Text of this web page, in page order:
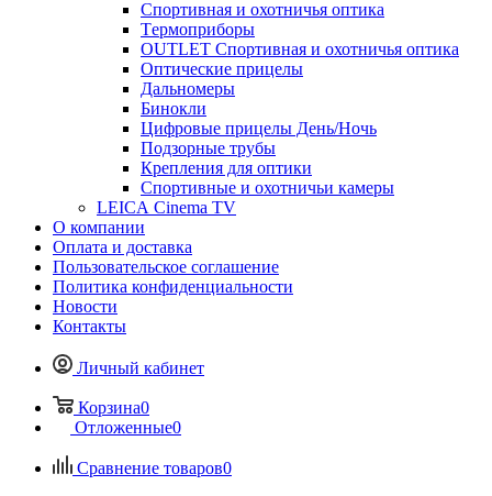
Спортивная и охотничья оптика
Tермоприборы
OUTLET Спортивная и охотничья оптика
Оптические прицелы
Дальномеры
Бинокли
Цифровые прицелы День/Ночь
Подзорные трубы
Крепления для оптики
Спортивные и охотничьи камеры
LEICA Cinema TV
О компании
Оплата и доставка
Пользовательское соглашение
Политика конфиденциальности
Новости
Контакты
Личный кабинет
Корзина0
Отложенные0
Сравнение товаров0